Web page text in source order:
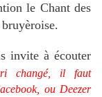
le Chant des
invite à écouter
changé, il faut
ou Deezer